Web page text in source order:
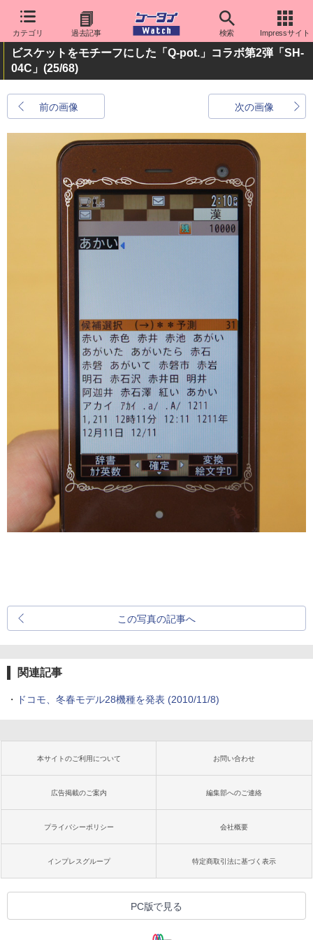
カテゴリ 過去記事 検索 Impressサイト
ビスケットをモチーフにした「Q-pot.」コラボ第2弾「SH-
04C」 (25/68)
前の画像 次の画像
この写真の記事へ
関連記事
・ ドコモ、冬春モデル28機種を発表 (2010/11/8)
本サイトのご利用について お問い合わせ
広告掲載のご案内 編集部へのご連絡
プライバシーポリシー 会社概要
インプレスグループ 特定商取引法に基づく表示
PC版で見る